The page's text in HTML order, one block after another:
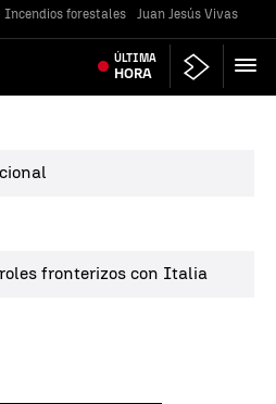
Incendios forestales Juan Jesús Vivas
ÚLTIMA
HORA
fronterizos con Italia